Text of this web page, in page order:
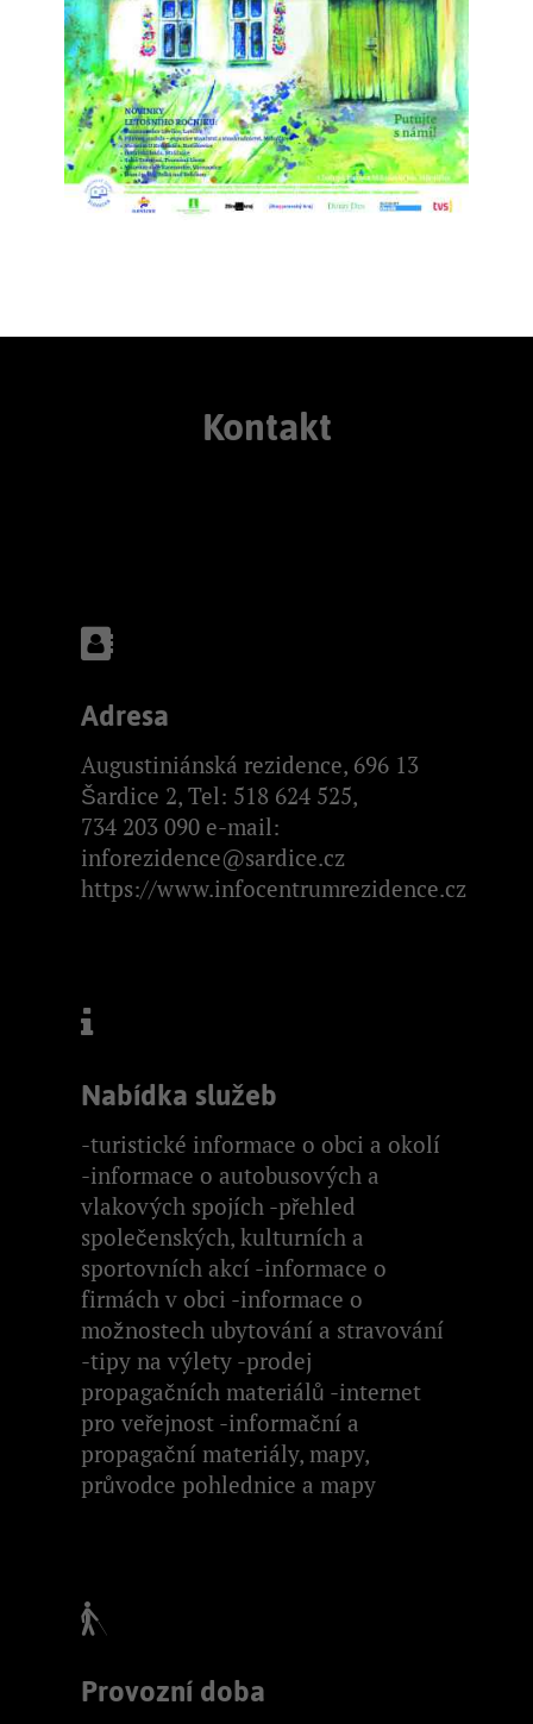
Kontakt
Adresa
Augustiniánská rezidence, 696 13
Šardice 2, Tel: 518 624 525,
734 203 090 e-mail:
inforezidence@sardice.cz
https://www.infocentrumrezidence.cz
Nabídka služeb
-turistické informace o obci a okolí
-informace o autobusových a
vlakových spojích -přehled
společenských, kulturních a
sportovních akcí -informace o
firmách v obci -informace o
možnostech ubytování a stravování
-tipy na výlety -prodej
propagačních materiálů -internet
pro veřejnost -informační a
propagační materiály, mapy,
průvodce pohlednice a mapy
Provozní doba